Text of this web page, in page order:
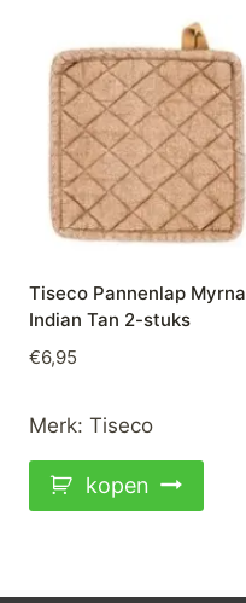
Tiseco Pannenlap Myrna
Indian Tan 2-stuks
€6,95
Merk: Tiseco
kopen